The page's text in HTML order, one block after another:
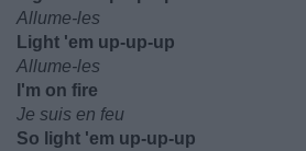
Allume-les
Light 'em up-up-up
Allume-les
I'm on fire
Je suis en feu
So light 'em up-up-up